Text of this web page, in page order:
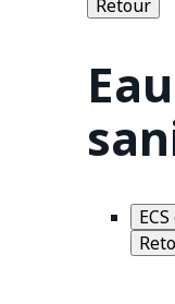
Retour